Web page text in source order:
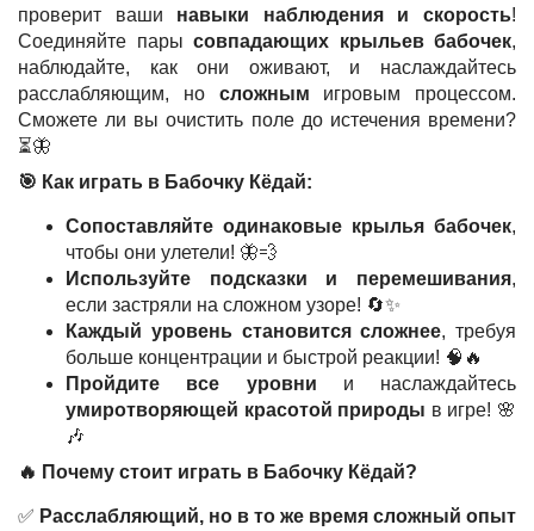
проверит ваши навыки наблюдения и скорость!
Соединяйте пары совпадающих крыльев бабочек,
наблюдайте, как они оживают, и наслаждайтесь
расслабляющим, но сложным игровым процессом.
Сможете ли вы очистить поле до истечения времени?
⏳🦋
🎯 Как играть в Бабочку Кёдай:
Сопоставляйте одинаковые крылья бабочек,
чтобы они улетели! 🦋💨
Используйте подсказки и перемешивания,
если застряли на сложном узоре! 🔄✨
Каждый уровень становится сложнее, требуя
больше концентрации и быстрой реакции! 🧠🔥
Пройдите все уровни и наслаждайтесь
умиротворяющей красотой природы в игре! 🌸
🎶
🔥 Почему стоит играть в Бабочку Кёдай?
✅ Расслабляющий, но в то же время сложный опыт